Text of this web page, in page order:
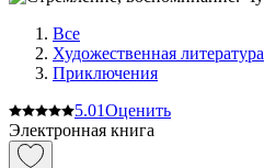
Все
Художественная литература
Приключения
5.01Оценить
Электронная книга